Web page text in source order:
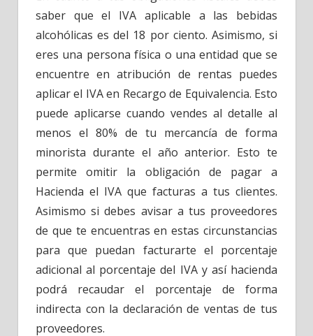
saber que el IVA aplicable a las bebidas
alcohólicas es del 18 por ciento. Asimismo, si
eres una persona física o una entidad que se
encuentre en atribución de rentas puedes
aplicar el IVA en Recargo de Equivalencia. Esto
puede aplicarse cuando vendes al detalle al
menos el 80% de tu mercancía de forma
minorista durante el año anterior. Esto te
permite omitir la obligación de pagar a
Hacienda el IVA que facturas a tus clientes.
Asimismo si debes avisar a tus proveedores
de que te encuentras en estas circunstancias
para que puedan facturarte el porcentaje
adicional al porcentaje del IVA y así hacienda
podrá recaudar el porcentaje de forma
indirecta con la declaración de ventas de tus
proveedores.